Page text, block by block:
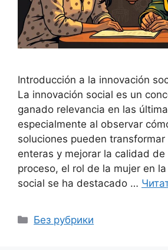
Introducción a la innovación
La innovación social es un
ganado relevancia en las
especialmente al observar
soluciones pueden
enteras y mejorar la calidad de
proceso, el rol de la mujer en
social se ha destacado …
Рубрики
Без рубрики